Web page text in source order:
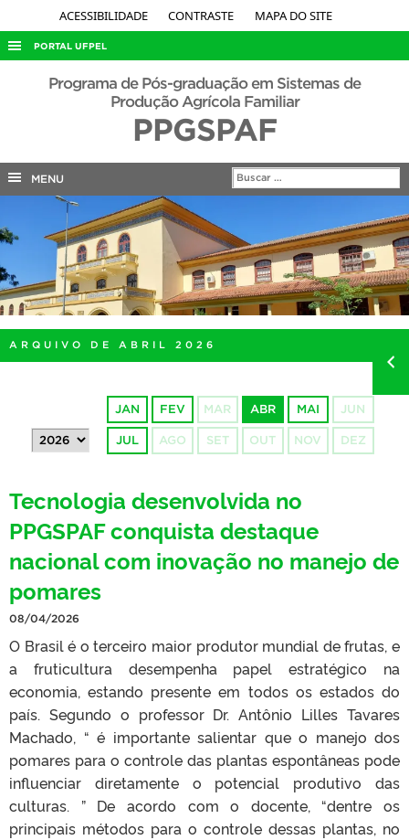
ACESSIBILIDADE CONTRASTE MAPA DO SITE
PORTAL UFPEL
ACESSO À INFORMAÇÃO
EDITAIS
INTERNACIONAL
OUVIDORIA
PORTARIAS
Programa de Pós-graduação em Sistemas de
Produção Agrícola Familiar
PPGSPAF
MENU
ARQUIVO DE ABRIL 2026
JAN FEV MAR ABR MAI JUN
JUL AGO SET OUT NOV DEZ
Tecnologia desenvolvida no
PPGSPAF conquista destaque
nacional com inovação no manejo de
pomares
08/04/2026
O Brasil é o terceiro maior produtor mundial de frutas, e
a fruticultura desempenha papel estratégico na
economia, estando presente em todos os estados do
país. Segundo o professor Dr. Antônio Lilles Tavares
Machado, “ é importante salientar que o manejo dos
pomares para o controle das plantas espontâneas pode
influenciar diretamente o potencial produtivo das
culturas. ” De acordo com o docente, “dentre os
principais métodos para o controle dessas plantas, no